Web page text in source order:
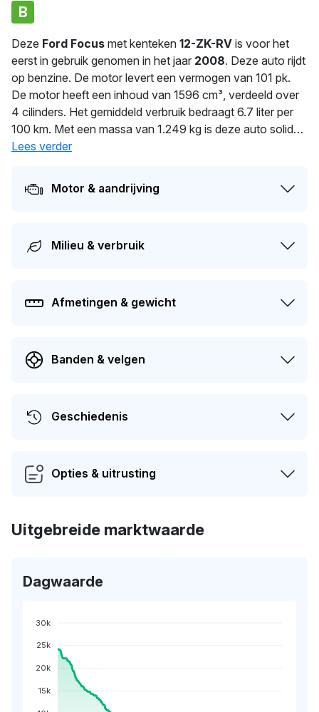
B
Deze Ford Focus met kenteken 12-ZK-RV is voor het
eerst in gebruik genomen in het jaar 2008. Deze auto rijdt
op benzine. De motor levert een vermogen van 101 pk.
De motor heeft een inhoud van 1596 cm³, verdeeld over
4 cilinders. Het gemiddeld verbruik bedraagt 6.7 liter per
100 km. Met een massa van 1.249 kg is deze auto solide
gebouwd. De laatste tenaamstelling van deze auto vond
heeft sinds de registratie 1 keer van eigenaar gewisseld.
Dit model heeft momenteel een dagwaarde van circa
€
Lees verder
Motor & aandrijving
Milieu & verbruik
Afmetingen & gewicht
Banden & velgen
Geschiedenis
Opties & uitrusting
Uitgebreide marktwaarde
Dagwaarde
30k
25k
20k
15k